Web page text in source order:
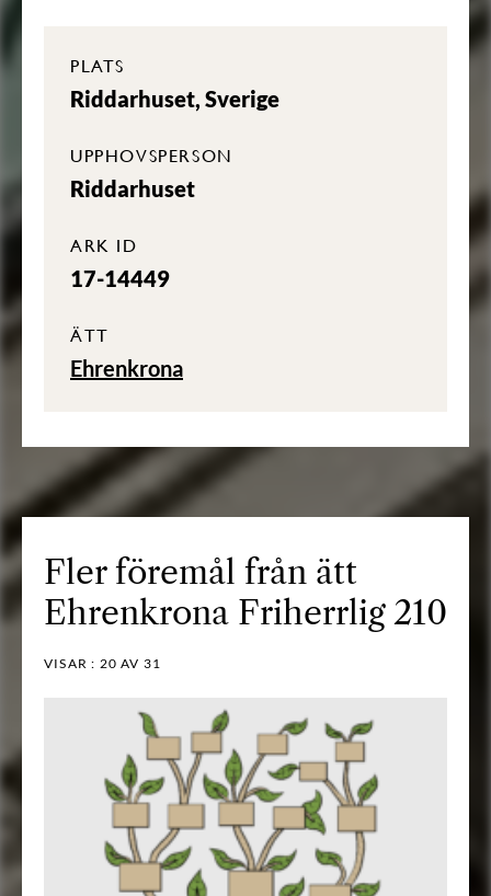
PLATS
Riddarhuset, Sverige
UPPHOVSPERSON
Riddarhuset
ARK ID
17-14449
ÄTT
Ehrenkrona
Fler föremål från ätt
Ehrenkrona Friherrlig 210
VISAR : 20 AV 31